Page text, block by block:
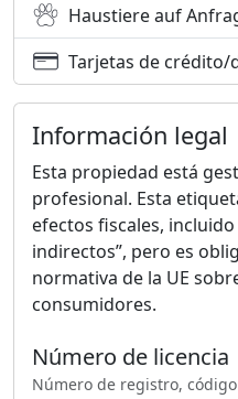
Haustiere auf
Tarjetas de crédito/
Información legal
Esta propiedad está
profesional. Esta
efectos fiscales,
indirectos”, pero es
normativa de la UE
consumidores.
Número de licencia
Número de registro,